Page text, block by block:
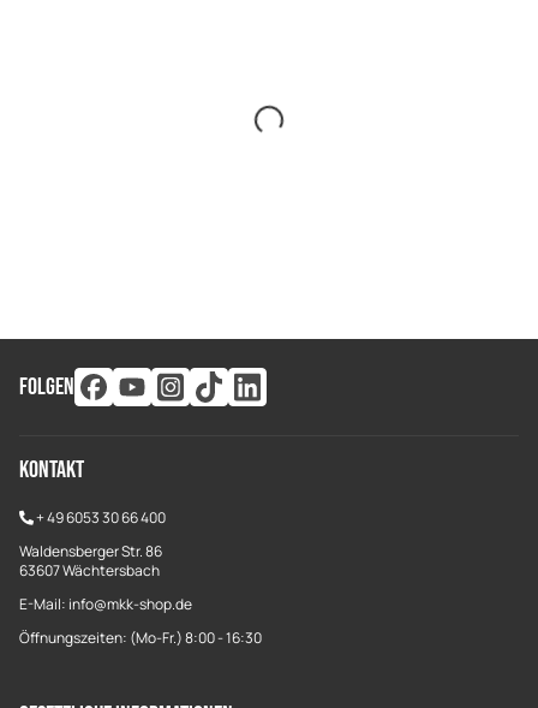
FOLGEN
Kontakt
+49 6053 30 66 400
Waldensberger Str. 86
63607 Wächtersbach
E-Mail: info@mkk-shop.de
Öffnungszeiten: (Mo-Fr.) 8:00 - 16:30